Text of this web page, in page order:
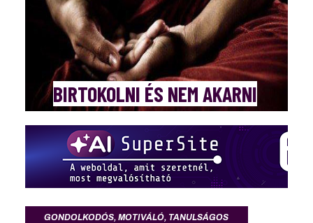
BIRTOKOLNI ÉS NEM AKARNI
GONDOLKODÓS, MOTIVÁLÓ, TANULSÁGOS